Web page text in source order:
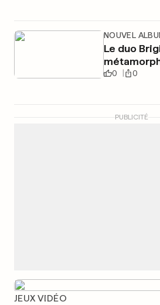
NOUVEL
Le duo
0 0
PUBLICITÉ
JEUX VIDÉO